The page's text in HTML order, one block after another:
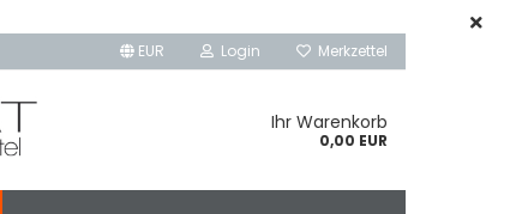
EUR Login Merkzettel
Ihr Warenkorb
0,00 EUR